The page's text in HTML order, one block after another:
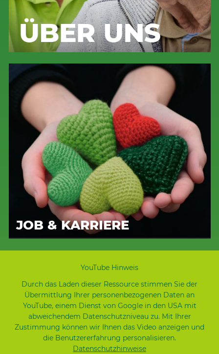
JOB & KARRIERE
YouTube Hinweis
Durch das Laden dieser Ressource stimmen Sie der
Übermittlung Ihrer personenbezogenen Daten an
YouTube, einem Dienst von Google in den USA mit
abweichendem Datenschutzniveau zu. Mit Ihrer
Zustimmung können wir Ihnen das Video anzeigen und
die Benutzererfahrung personalisieren.
Datenschutzhinweise